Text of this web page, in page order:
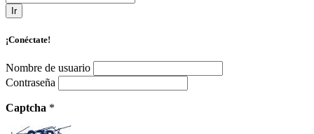
Ir
¡Conéctate!
Nombre de usuario
Contraseña
Captcha *